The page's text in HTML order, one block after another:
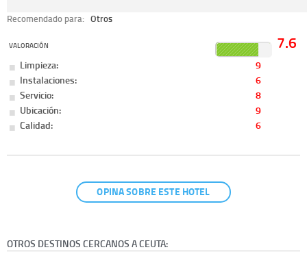
Recomendado para: Otros
VALORACIÓN 7.6
Limpieza:
9
Instalaciones:
6
Servicio:
8
Ubicación:
9
Calidad:
6
OPINA SOBRE ESTE HOTEL
OTROS DESTINOS CERCANOS A CEUTA: